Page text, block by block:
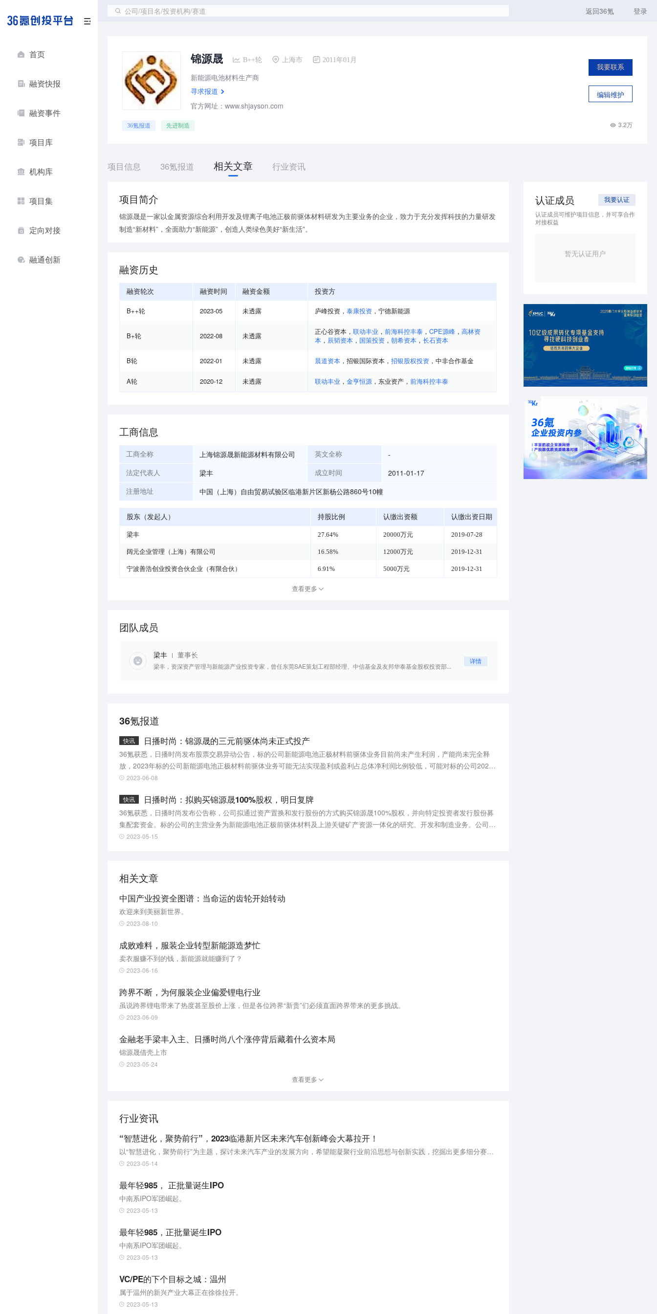
首页
融资快报
融资事件
项目库
机构库
项目集
定向对接
融通创新
公司/项目名/投资机构/赛道 返回36氪 登录
锦源晟 B++轮 上海市 2011年01月
新能源电池材料生产商
寻求报道
官方网址：www.shjayson.com
我要联系
编辑维护
36氪报道 先进制造 3.2万
项目信息 36氪报道 相关文章 行业资讯
项目简介
锦源晟是一家以金属资源综合利用开发及锂离子电池正极前驱体材料研发为主要业务的企业，致力于充分发挥科技的力量研发
制造“新材料”，全面助力“新能源”，创造人类绿色美好“新生活”。
融资历史
融资轮次 融资时间 融资金额 投资方
B++轮 2023-05 未透露 庐峰投资 ， 泰康投资 ， 宁德新能源
B+轮 2022-08 未透露 正心谷资本 ， 联动丰业 ， 前海科控丰泰 ， CPE源峰 ， 高林资
本 ， 辰韬资本 ， 国策投资 ， 朝希资本 ， 长石资本
B轮 2022-01 未透露 晨道资本 ， 招银国际资本 ， 招银股权投资 ， 中非合作基金
A轮 2020-12 未透露 联动丰业 ， 金亨恒源 ， 东业资产 ， 前海科控丰泰
工商信息
工商全称 上海锦源晟新能源材料有限公司 英文全称 -
法定代表人 梁丰 成立时间 2011-01-17
注册地址 中国（上海）自由贸易试验区临港新片区新杨公路860号10幢
股东（发起人） 持股比例 认缴出资额 认缴出资日期
梁丰 27.64% 20000万元 2019-07-28
阔元企业管理（上海）有限公司 16.58% 12000万元 2019-12-31
宁波善浩创业投资合伙企业（有限合伙） 6.91% 5000万元 2019-12-31
查看更多
团队成员
梁丰 董事长
梁丰，资深资产管理与新能源产业投资专家，曾任东莞SAE策划工程部经理、中信基金及友邦华泰基金股权投资部...
详情
36氪报道
快讯 日播时尚：锦源晟的三元前驱体尚未正式投产
36氪获悉，日播时尚发布股票交易异动公告，标的公司新能源电池正极材料前驱体业务目前尚未产生利润，产能尚未完全释
放，2023年标的公司新能源电池正极材料前驱体业务可能无法实现盈利或盈利占总体净利润比例较低，可能对标的公司2023
年净利润不会产生较大正向贡献。
2023-06-08
快讯 日播时尚：拟购买锦源晟100%股权，明日复牌
36氪获悉，日播时尚发布公告称，公司拟通过资产置换和发行股份的方式购买锦源晟100%股权，并向特定投资者发行股份募
集配套资金。标的公司的主营业务为新能源电池正极前驱体材料及上游关键矿产资源一体化的研究、开发和制造业务。公司股
票将于5月16日开市起复牌。
2023-05-15
相关文章
中国产业投资全图谱：当命运的齿轮开始转动
欢迎来到美丽新世界。
2023-08-10
成败难料，服装企业转型新能源造梦忙
卖衣服赚不到的钱，新能源就能赚到了？
2023-06-16
跨界不断，为何服装企业偏爱锂电行业
虽说跨界锂电带来了热度甚至股价上涨，但是各位跨界“新贵”们必须直面跨界带来的更多挑战。
2023-06-09
金融老手梁丰入主、日播时尚八个涨停背后藏着什么资本局
锦源晟借壳上市
2023-05-24
查看更多
行业资讯
“智慧进化，聚势前行”，2023临港新片区未来汽车创新峰会大幕拉开！
以“智慧进化，聚势前行”为主题，探讨未来汽车产业的发展方向，希望能凝聚行业前沿思想与创新实践，挖掘出更多细分赛道上的标杆企业，于变局中开新局，进一步探索和引领汽车生态的可持续发展
2023-05-14
最年轻985， 正批量诞生IPO
中南系IPO军团崛起。
2023-05-13
最年轻985，正批量诞生IPO
中南系IPO军团崛起。
2023-05-13
VC/PE的下个目标之城：温州
属于温州的新兴产业大幕正在徐徐拉开。
2023-05-13
认证成员 我要认证
认证成员可维护项目信息，并可享合作
对接权益
暂无认证用户